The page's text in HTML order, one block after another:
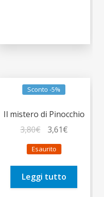
Sconto -5%
Il mistero di Pinocchio
3,80€
prezzo
originale
era:
3,80€.
3,61€Il
è:
Esaurito
Leggi tutto